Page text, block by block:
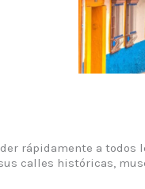
rápidamente a todos
calles históricas,